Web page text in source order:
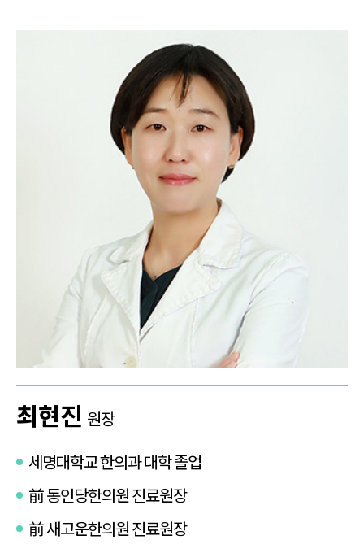
최현진 원장
세명대학교 한의과 대학 졸업
前 동인당한의원 진료원장
前 새고운한의원 진료원장